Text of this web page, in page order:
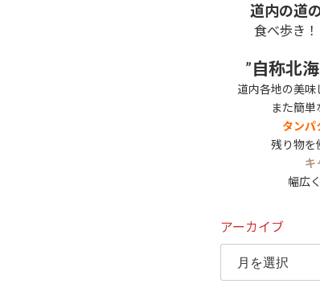
道内の道
食べ歩き
”自称北
道内各地の美味
また簡単
タンパ
残り物を
キ
幅広
アーカイブ